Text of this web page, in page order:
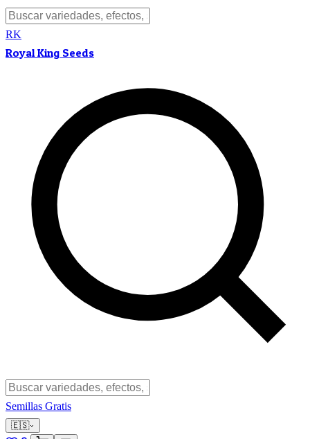
RK
Royal King Seeds
Semillas Gratis
🇪🇸